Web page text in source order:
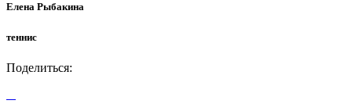
Елена Рыбакина
теннис
Поделиться: